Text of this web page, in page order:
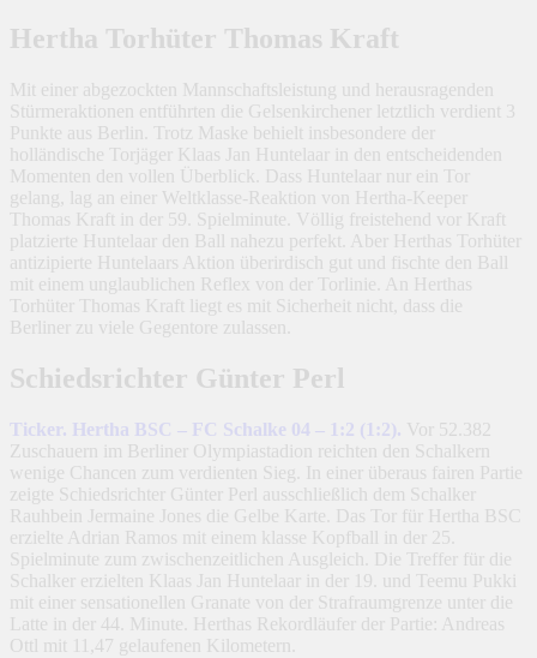
Hertha Torhüter Thomas Kraft
Mit einer abgezockten Mannschaftsleistung und herausragenden
Stürmeraktionen entführten die Gelsenkirchener letztlich verdient 3
Punkte aus Berlin. Trotz Maske behielt insbesondere der
holländische Torjäger Klaas Jan Huntelaar in den entscheidenden
Momenten den vollen Überblick. Dass Huntelaar nur ein Tor
gelang, lag an einer Weltklasse-Reaktion von Hertha-Keeper
Thomas Kraft in der 59. Spielminute. Völlig freistehend vor Kraft
platzierte Huntelaar den Ball nahezu perfekt. Aber Herthas Torhüter
antizipierte Huntelaars Aktion überirdisch gut und fischte den Ball
mit einem unglaublichen Reflex von der Torlinie. An Herthas
Torhüter Thomas Kraft liegt es mit Sicherheit nicht, dass die
Berliner zu viele Gegentore zulassen.
Schiedsrichter Günter Perl
Ticker. Hertha BSC – FC Schalke 04 – 1:2 (1:2). Vor 52.382
Zuschauern im Berliner Olympiastadion reichten den Schalkern
wenige Chancen zum verdienten Sieg. In einer überaus fairen Partie
zeigte Schiedsrichter Günter Perl ausschließlich dem Schalker
Rauhbein Jermaine Jones die Gelbe Karte. Das Tor für Hertha BSC
erzielte Adrian Ramos mit einem klasse Kopfball in der 25.
Spielminute zum zwischenzeitlichen Ausgleich. Die Treffer für die
Schalker erzielten Klaas Jan Huntelaar in der 19. und Teemu Pukki
mit einer sensationellen Granate von der Strafraumgrenze unter die
Latte in der 44. Minute. Herthas Rekordläufer der Partie: Andreas
Ottl mit 11,47 gelaufenen Kilometern.